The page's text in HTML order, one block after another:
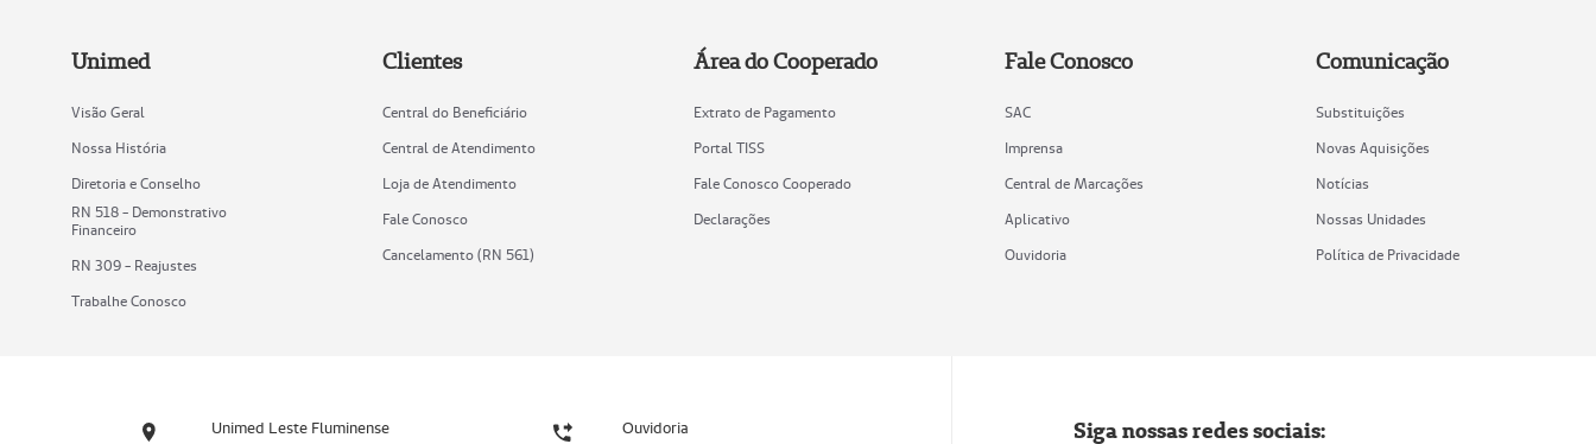
Unimed
Visão Geral
Nossa História
Diretoria e Conselho
RN 518 - Demonstrativo
Financeiro
RN 309 - Reajustes
Trabalhe Conosco
Clientes
Central do Beneficiário
Central de Atendimento
Loja de Atendimento
Fale Conosco
Cancelamento (RN 561)
Área do Cooperado
Extrato de Pagamento
Portal TISS
Fale Conosco Cooperado
Declarações
Fale Conosco
SAC
Imprensa
Central de Marcações
Aplicativo
Ouvidoria
Comunicação
Substituições
Novas Aquisições
Notícias
Nossas Unidades
Política de Privacidade
Unimed Leste Fluminense Ouvidoria Siga nossas redes sociais: